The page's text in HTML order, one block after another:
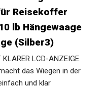
Reisekoffer
lb Hängewaage
(Silber3)
LCD-ANZEIGE.
das Wiegen in der
und klar